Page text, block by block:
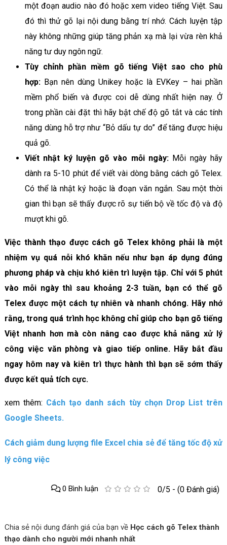
một đoạn audio nào đó hoặc xem video tiếng Việt. Sau
đó thì thử gõ lại nội dung bằng trí nhớ. Cách luyện tập
này không những giúp tăng phản xạ mà lại vừa rèn khả
năng tư duy ngôn ngữ.
Tùy chỉnh phần mềm gõ tiếng Việt sao cho phù
hợp:Bạn nên dùng Unikey hoặc là EVKey – hai phần
mềm phổ biến và được coi dễ dùng nhất hiện nay. Ở
trong phần cài đặt thì hãy bật chế độ gõ tắt và các tính
năng dùng hỗ trợ như “Bỏ dấu tự do” để tăng được hiệu
quả gõ.
Viết nhật ký luyện gõ vào mỗi ngày: Mỗi ngày hãy
dành ra 5-10 phút để viết vài dòng bằng cách gõ Telex.
Có thể là nhật ký hoặc là đoạn văn ngắn. Sau một thời
gian thì bạn sẽ thấy được rõ sự tiến bộ về tốc độ và độ
mượt khi gõ.
Việc thành thạo được cách gõ Telex không phải là một
nhiệm vụ quá nỗi khó khăn nếu như bạn áp dụng đúng
phương pháp và chịu khó kiên trì luyện tập. Chỉ với 5 phút
vào mỗi ngày thì sau khoảng 2-3 tuần, bạn có thể gõ
Telex được một cách tự nhiên và nhanh chóng. Hãy nhớ
rằng, trong quá trình học không chỉ giúp cho bạn gõ tiếng
Việt nhanh hơn mà còn nâng cao được khả năng xử lý
công việc văn phòng và giao tiếp online. Hãy bắt đầu
ngay hôm nay và kiên trì thực hành thì bạn sẽ sớm thấy
được kết quả tích cực.
xem thêm: Cách tạo danh sách tùy chọn Drop List trên
Google Sheets.
Cách giảm dung lượng file Excel chia sẻ để tăng tốc độ xử
lý công việc
0/5 - (0 Đánh giá)
0 Bình luận
Chia sẻ nội dung đánh giá của bạn về Học cách gõ Telex thành
thạo dành cho người mới nhanh nhất